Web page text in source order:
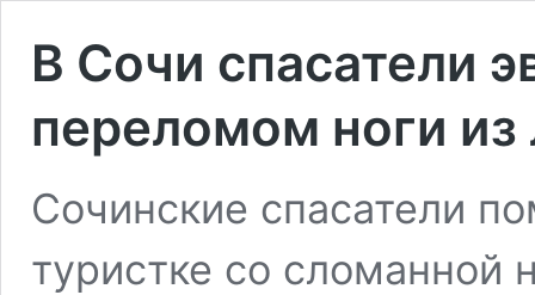
В Сочи спасатели
переломом ноги из
Сочинские спасатели
туристке со сломанной